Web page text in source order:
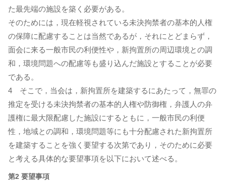
た最先端の施設を築く必要がある。
そのためには，現在軽視されている未決拘禁者の基本的人権
の保障に配慮することは当然であるが，それにとどまらず，
面会に来る一般市民の利便性や，新拘置所の周辺環境との調
和，環境問題への配慮等も盛り込んだ施設とすることが必要
である。
4 そこで，当会は，新拘置所を建築するにあたって，無罪の
推定を受ける未決拘禁者の基本的人権や防御権，弁護人の弁
護権に最大限配慮した施設にするともに，一般市民の利便
性，地域との調和，環境問題等にも十分配慮された新拘置所
を建築することを強く要望する次第であり，そのために必要
と考える具体的な要望事項を以下において述べる。
第2 要望事項